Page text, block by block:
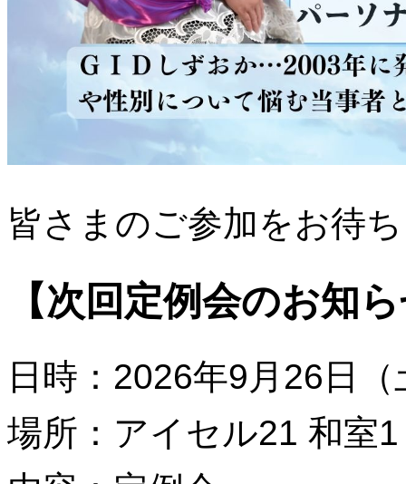
皆さまのご参加をお待
【次回定例会のお知
日時：2026年9月26日
場所：アイセル21 和室1